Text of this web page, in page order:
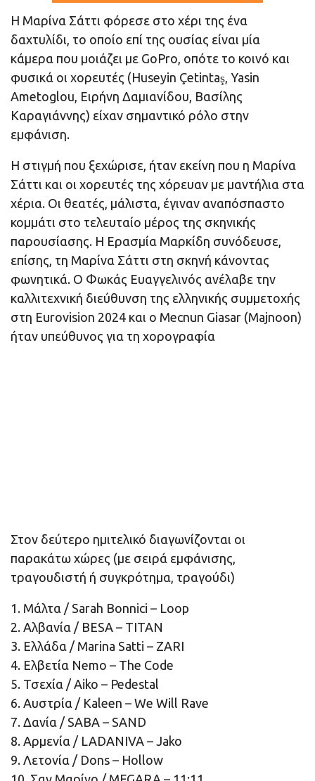
Η Μαρίνα Σάττι φόρεσε στο χέρι της ένα
δαχτυλίδι, το οποίο επί της ουσίας είναι μία
κάμερα που μοιάζει με GoPro, οπότε το κοινό και
φυσικά οι χορευτές (Huseyin Çetintaş, Yasin
Ametoglou, Ειρήνη Δαμιανίδου, Βασίλης
Καραγιάννης) είχαν σημαντικό ρόλο στην
εμφάνιση.
Η στιγμή που ξεχώρισε, ήταν εκείνη που η Μαρίνα
Σάττι και οι χορευτές της χόρευαν με μαντήλια στα
χέρια. Οι θεατές, μάλιστα, έγιναν αναπόσπαστο
κομμάτι στο τελευταίο μέρος της σκηνικής
παρουσίασης. Η Ερασμία Μαρκίδη συνόδευσε,
επίσης, τη Μαρίνα Σάττι στη σκηνή κάνοντας
φωνητικά. Ο Φωκάς Ευαγγελινός ανέλαβε την
καλλιτεχνική διεύθυνση της ελληνικής συμμετοχής
στη Eurovision 2024 και ο Mecnun Giasar (Majnoon)
ήταν υπεύθυνος για τη χορογραφία
Στον δεύτερο ημιτελικό διαγωνίζονται οι
παρακάτω χώρες (με σειρά εμφάνισης,
τραγουδιστή ή συγκρότημα, τραγούδι)
1. Μάλτα / Sarah Bonnici – Loop
2. Αλβανία / BESA – TITAN
3. Ελλάδα / Marina Satti – ZARI
4. Ελβετία Nemo – The Code
5. Τσεχία / Aiko – Pedestal
6. Αυστρία / Kaleen – We Will Rave
7. Δανία / SABA – SAND
8. Αρμενία / LADANIVA – Jako
9. Λετονία / Dons – Hollow